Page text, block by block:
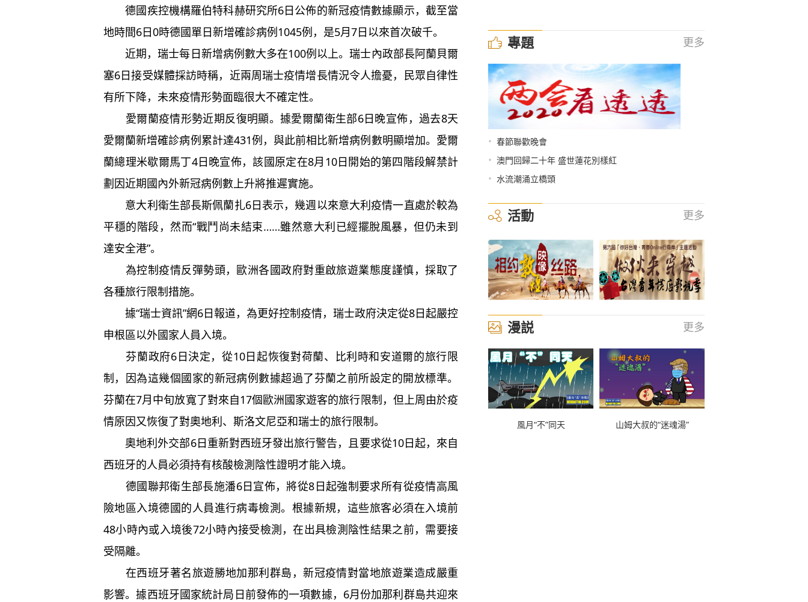
德國疾控機構羅伯特科赫研究所6日公佈的新冠疫情數據顯示，截至當
地時間6日0時德國單日新增確診病例1045例，是5月7日以來首次破千。
近期，瑞士每日新增病例數大多在100例以上。瑞士內政部長阿蘭貝爾
塞6日接受媒體採訪時稱，近兩周瑞士疫情增長情況令人擔憂，民眾自律性
有所下降，未來疫情形勢面臨很大不確定性。
愛爾蘭疫情形勢近期反復明顯。據愛爾蘭衛生部6日晚宣佈，過去8天
愛爾蘭新增確診病例累計達431例，與此前相比新增病例數明顯增加。愛爾
蘭總理米歇爾馬丁4日晚宣佈，該國原定在8月10日開始的第四階段解禁計
劃因近期國內外新冠病例數上升將推遲實施。
意大利衛生部長斯佩蘭扎6日表示，幾週以來意大利疫情一直處於較為
平穩的階段，然而“戰鬥尚未結束……雖然意大利已經擺脫風暴，但仍未到
達安全港”。
為控制疫情反彈勢頭，歐洲各國政府對重啟旅遊業態度謹慎，採取了
各種旅行限制措施。
據“瑞士資訊”網6日報道，為更好控制疫情，瑞士政府決定從8日起嚴控
申根區以外國家人員入境。
芬蘭政府6日決定，從10日起恢復對荷蘭、比利時和安道爾的旅行限
制，因為這幾個國家的新冠病例數據超過了芬蘭之前所設定的開放標準。
芬蘭在7月中旬放寬了對來自17個歐洲國家遊客的旅行限制，但上周由於疫
情原因又恢復了對奧地利、斯洛文尼亞和瑞士的旅行限制。
奧地利外交部6日重新對西班牙發出旅行警告，且要求從10日起，來自
西班牙的人員必須持有核酸檢測陰性證明才能入境。
德國聯邦衛生部長施潘6日宣佈，將從8日起強制要求所有從疫情高風
險地區入境德國的人員進行病毒檢測。根據新規，這些旅客必須在入境前
48小時內或入境後72小時內接受檢測，在出具檢測陰性結果之前，需要接
受隔離。
在西班牙著名旅遊勝地加那利群島，新冠疫情對當地旅遊業造成嚴重
影響。據西班牙國家統計局日前發佈的一項數據，6月份加那利群島共迎來
專題 更多
• 春節聯歡晚會
• 澳門回歸二十年 盛世蓮花別樣紅
• 水流潮涌立橋頭
活動 更多
漫説 更多
風月“不”同天 山姆大叔的“迷魂湯”